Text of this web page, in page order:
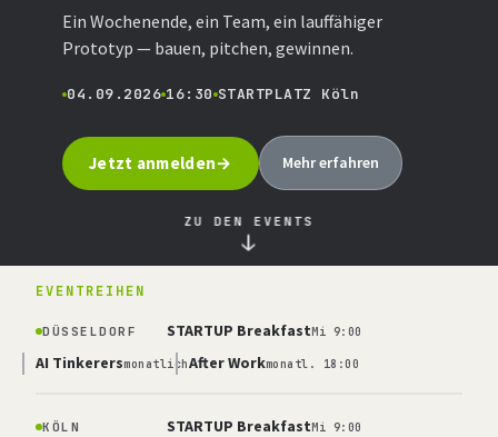
Ein Wochenende, ein Team, ein lauffähiger
Prototyp — bauen, pitchen, gewinnen.
04.09.2026 16:30 STARTPLATZ Köln
Jetzt anmelden Mehr erfahren
ZU DEN EVENTS
↓
EVENTREIHEN
DÜSSELDORF STARTUP BreakfastMi 9:00
AI TinkerersmonatlichAfter Workmonatl. 18:00
KÖLN STARTUP BreakfastMi 9:00